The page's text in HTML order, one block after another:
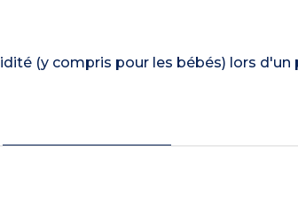
(y compris pour les bébés) lors d'un